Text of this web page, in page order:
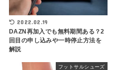
2022.02.19
DAZN再加入でも無料期間ある？2
回目の申し込みや一時停止方法を
解説
フットサルシューズ